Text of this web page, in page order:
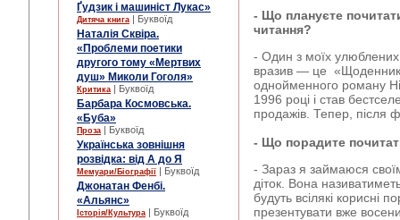
Ґудзик і машиніст Лукас»
Дитяча книга | Буквоїд
Наталія Сквіра.
«Проблеми поетики
другого тому «Мертвих
душ» Миколи Гоголя»
Критика | Буквоїд
Барбара Космовська.
«Буба»
Проза | Буквоїд
Українська зовнішня
розвідка: від А до Я
Мемуари/Біографії | Буквоїд
Джонатан Фенбі.
«Альянс»
Історія/Культура | Буквоїд
- Що плануєте
читання?
- Один з моїх
вразив — це «Щоденник
однойменного роману
1996 році і став
продажів. Тепер, після
- Що порадите
- Зараз я займаюся
діток. Вона
будуть всілякі корисні
презентувати вже